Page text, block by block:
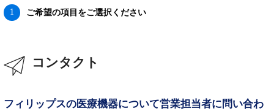
1 ご希望の項目をご選択ください
コンタクト
フィリップスの医療機器について営業担当者に問い合わ